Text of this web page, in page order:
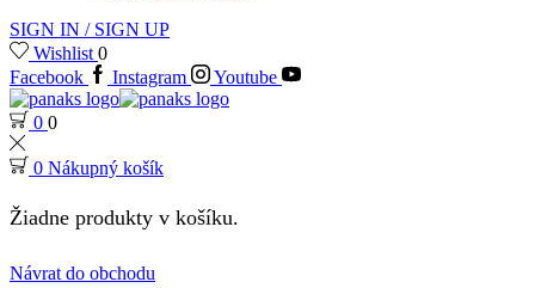
SIGN IN / SIGN UP
Wishlist 0
Facebook
Instagram Youtube
0 0
0 Nákupný košík
Žiadne produkty v košíku.
Návrat do obchodu